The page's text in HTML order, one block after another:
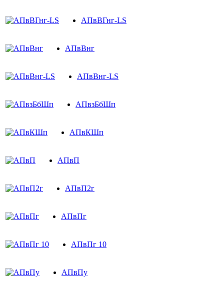
АПвВГнг-LS
АПвВнг
АПвВнг-LS
АПвзБбШп
АПвКШп
АПвП
АПвП2г
АПвПг
АПвПг 10
АПвПу